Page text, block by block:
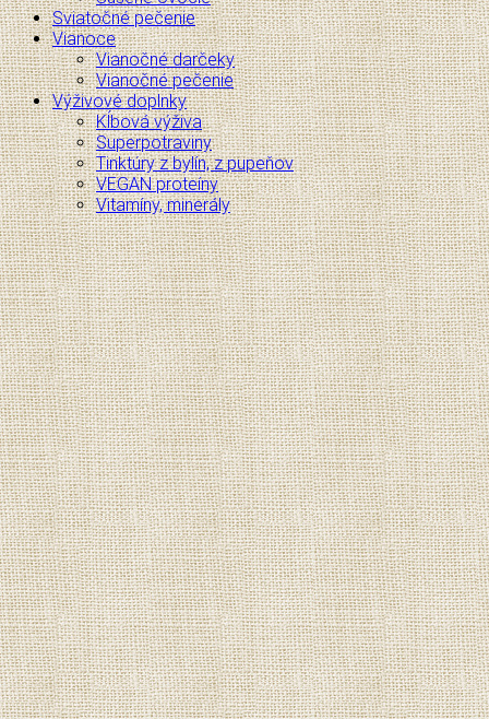
Sviatočné pečenie
Vianoce
Vianočné darčeky
Vianočné pečenie
Výživové doplnky
Kĺbová výživa
Superpotraviny
Tinktúry z bylín, z pupeňov
VEGAN proteíny
Vitamíny, minerály